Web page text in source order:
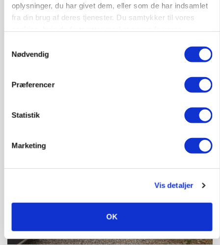
oplysninger, du har givet dem, eller som de har indsamlet
fra din brug af deres tjenester. Du samtykker til vores
Nødvendig
Præferencer
Statistik
Marketing
Vis detaljer
OK
6392, Bolderslev 03. aug.
Klimastald
03. aug.
HØST-TOUR